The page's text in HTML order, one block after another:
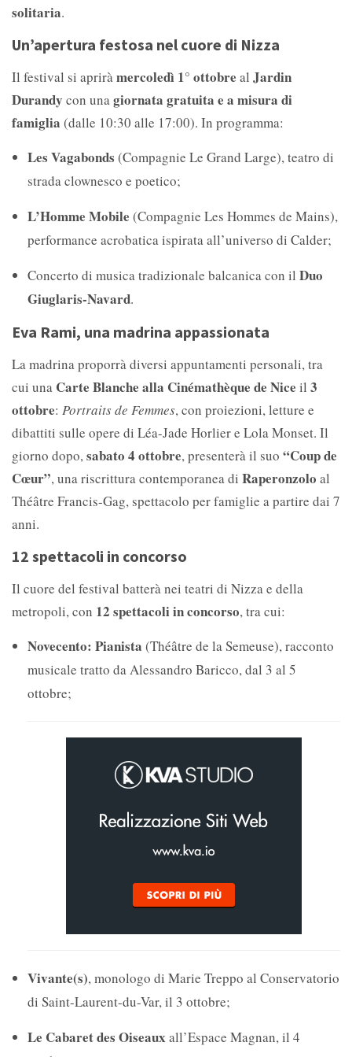
solitaria.
Un’apertura festosa nel cuore di Nizza
Il festival si aprirà mercoledì 1° ottobre al Jardin
Durandy con una giornata gratuita e a misura di
famiglia (dalle 10:30 alle 17:00). In programma:
Les Vagabonds (Compagnie Le Grand Large), teatro di
strada clownesco e poetico;
L’Homme Mobile (Compagnie Les Hommes de Mains),
performance acrobatica ispirata all’universo di Calder;
Concerto di musica tradizionale balcanica con il Duo
Giuglaris-Navard.
Eva Rami, una madrina appassionata
La madrina proporrà diversi appuntamenti personali, tra
cui una Carte Blanche alla Cinémathèque de Nice il 3
ottobre: Portraits de Femmes, con proiezioni, letture e
dibattiti sulle opere di Léa-Jade Horlier e Lola Monset. Il
giorno dopo, sabato 4 ottobre, presenterà il suo “Coup de
Cœur”, una riscrittura contemporanea di Raperonzolo al
Théâtre Francis-Gag, spettacolo per famiglie a partire dai 7
anni.
12 spettacoli in concorso
Il cuore del festival batterà nei teatri di Nizza e della
metropoli, con 12 spettacoli in concorso, tra cui:
Novecento: Pianista (Théâtre de la Semeuse), racconto
musicale tratto da Alessandro Baricco, dal 3 al 5
ottobre;
Vivante(s), monologo di Marie Treppo al Conservatorio
di Saint-Laurent-du-Var, il 3 ottobre;
Le Cabaret des Oiseaux all’Espace Magnan, il 4